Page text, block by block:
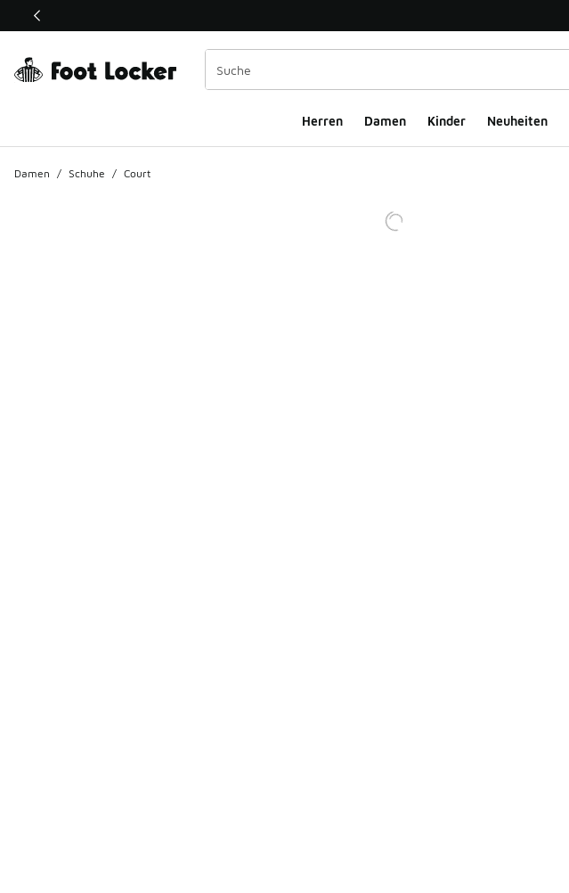
Dieser Link öffnet sich in einem neuen Fenster
Herren Damen Kinder Neuheiten
Damen / Schuhe / Court